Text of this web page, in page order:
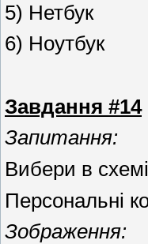
5) Нетбук
6) Ноутбук
Завдання #14
Запитання:
Вибери в
Персональні
Зображення: